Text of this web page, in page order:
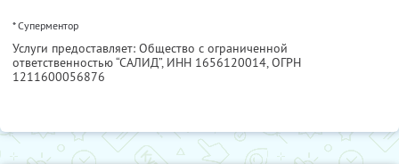
* Суперментор
Услуги предоставляет: Общество с ограниченной
ответственностью “САЛИД”, ИНН 1656120014, ОГРН
1211600056876